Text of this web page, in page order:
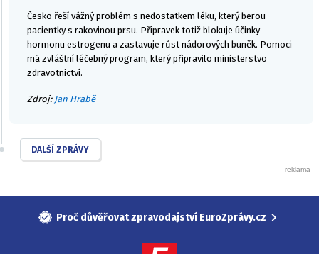
Česko řeší vážný problém s nedostatkem léku, který berou
pacientky s rakovinou prsu. Přípravek totiž blokuje účinky
hormonu estrogenu a zastavuje růst nádorových buněk. Pomoci
má zvláštní léčebný program, který připravilo ministerstvo
zdravotnictví.
Zdroj: Jan Hrabě
DALŠÍ ZPRÁVY
Proč důvěřovat zpravodajství EuroZprávy.cz